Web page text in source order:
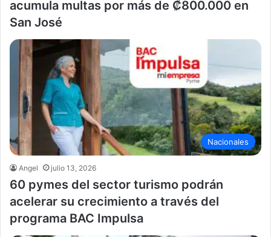
acumula multas por más de ₡800.000 en
San José
Nacionales
Angel julio 13, 2026
60 pymes del sector turismo podrán
acelerar su crecimiento a través del
programa BAC Impulsa